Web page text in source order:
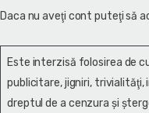
Daca nu aveţi cont puteţi să
Este interzisă folosirea de
publicitare, jigniri, trivialităţi,
dreptul de a cenzura și